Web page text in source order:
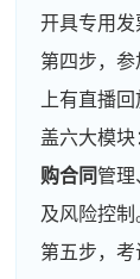
开具专用发
第四步，
上有直播
盖六大模块
购合同 管理
及风险控制
第五步，